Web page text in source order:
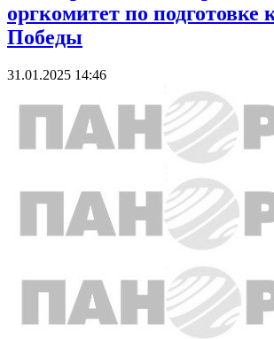
оргкомитет по подготовке
Победы
31.01.2025 14:46